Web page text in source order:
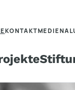
KONTAKTMEDIEN